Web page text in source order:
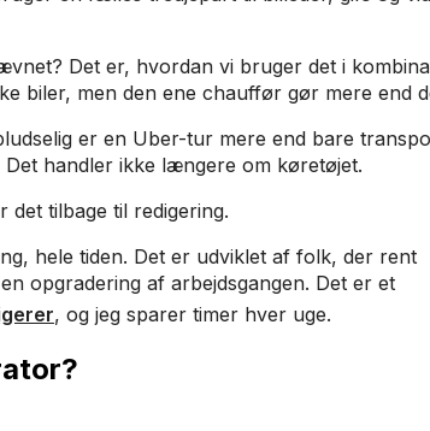
Det er, hvordan vi bruger det i
biler, men den ene chauffør gør mere end
er en Uber-tur mere end bare
handler ikke længere om køretøjet.
det tilbage til redigering.
hele tiden. Det er udviklet af folk, der rent
opgradering af arbejdsgangen. Det er et
, og jeg sparer timer hver uge.